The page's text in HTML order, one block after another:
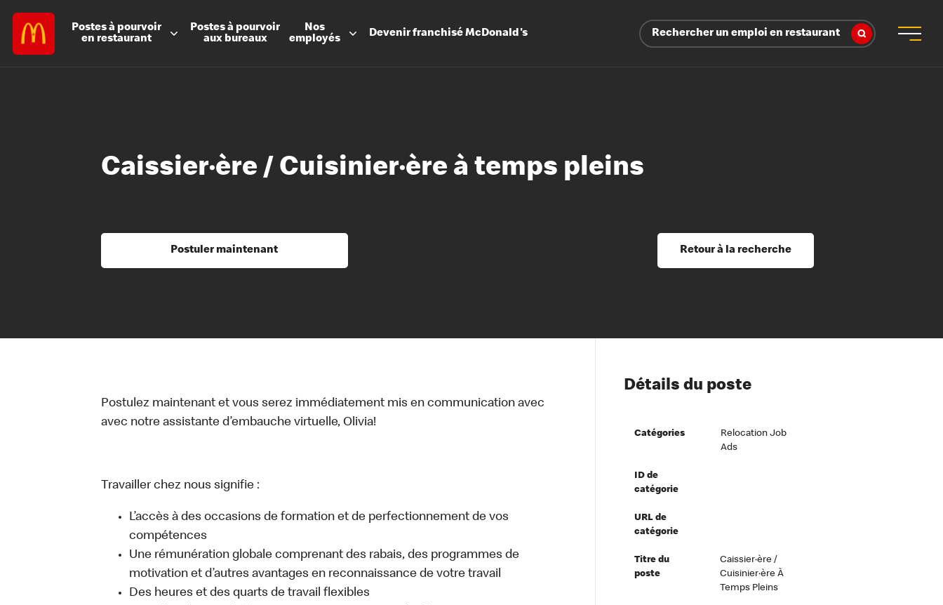
Postes à pourvoir
en restaurant
Postes à pourvoir
aux bureaux
Nos
employés
DevenirfranchiséMcDonald's Rechercher un emploi en restaurant
Apprentissage et perfectionnement
Les Arches du savoir
Notre vision à l’égard de nos employés
Nos principes directeurs
Diversité, équité et inclusion
Accommodements
Caissier·ère / Cuisinier·ère à temps pleins
Postuler maintenant Retour à la recherche
Postulez maintenant et vous serez immédiatement mis en communication avec
avec notre assistante d’embauche virtuelle, Olivia!
Travailler chez nous signifie :
L’accès à des occasions de formation et de perfectionnement de vos
compétences
Une rémunération globale comprenant des rabais, des programmes de
motivation et d’autres avantages en reconnaissance de votre travail
Des heures et des quarts de travail flexibles
Détails du poste
Catégories
Relocation Job
Ads
ID de
catégorie
URL de
catégorie
Titre du
poste
Caissier·ère /
Cuisinier·ère À
Temps Pleins